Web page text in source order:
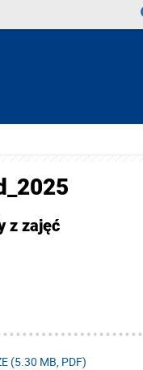
z zajęć
(5.30 MB, PDF)